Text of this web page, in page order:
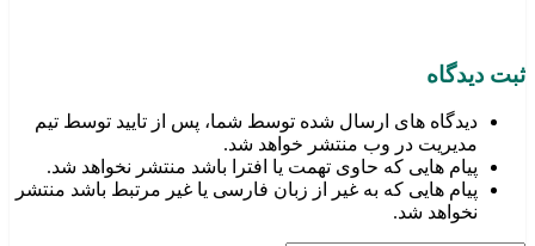
ثبت دیدگاه
دیدگاه های ارسال شده توسط شما، پس از تایید توسط تیم
مدیریت در وب منتشر خواهد شد.
پیام هایی که حاوی تهمت یا افترا باشد منتشر نخواهد شد.
پیام هایی که به غیر از زبان فارسی یا غیر مرتبط باشد منتشر
نخواهد شد.